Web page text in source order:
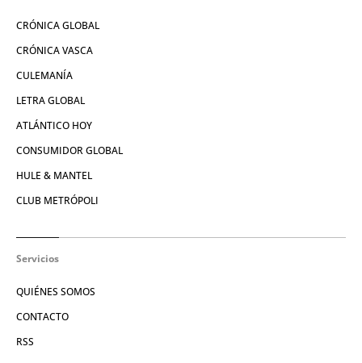
CRÓNICA GLOBAL
CRÓNICA VASCA
CULEMANÍA
LETRA GLOBAL
ATLÁNTICO HOY
CONSUMIDOR GLOBAL
HULE & MANTEL
CLUB METRÓPOLI
Servicios
QUIÉNES SOMOS
CONTACTO
RSS